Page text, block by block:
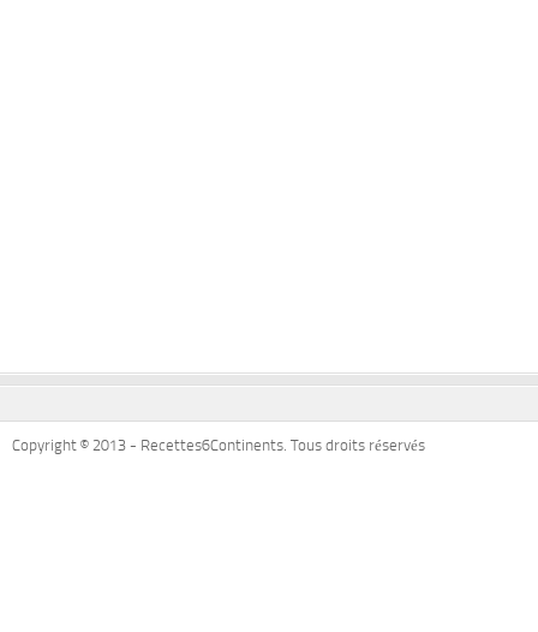
Copyright © 2013 - Recettes6Continents. Tous droits réservés